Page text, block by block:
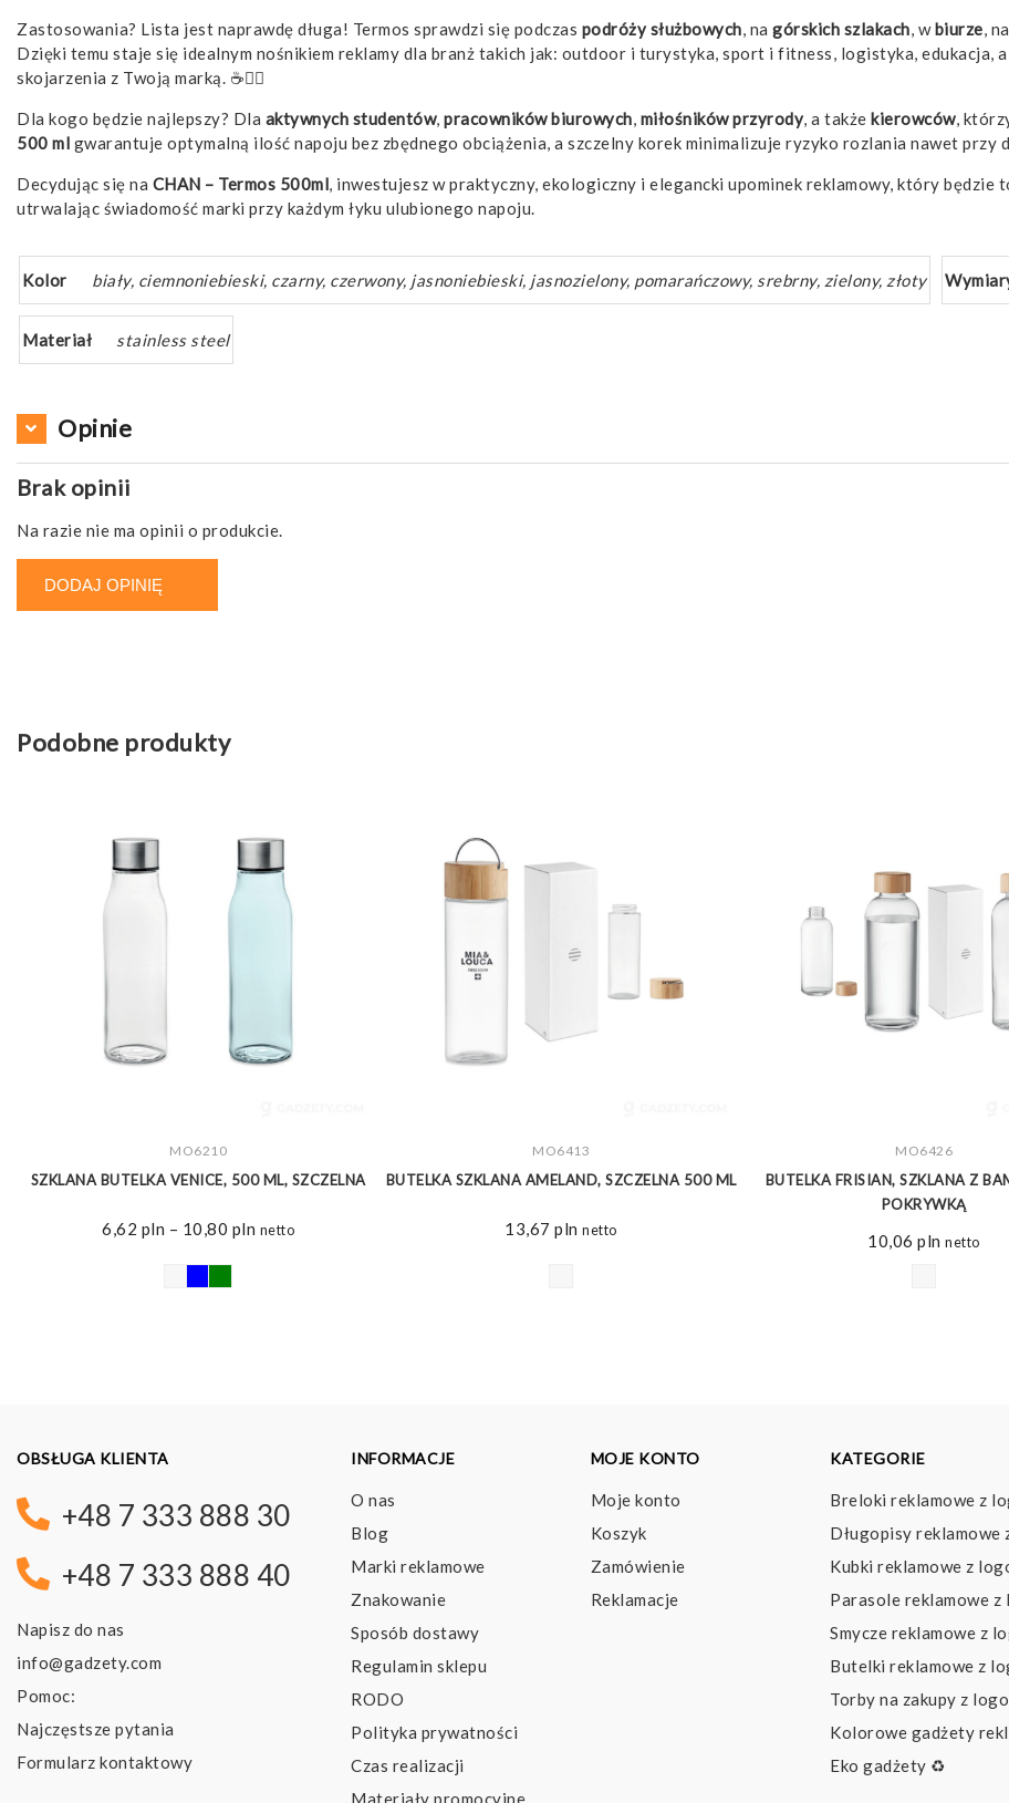
Zastosowania? Lista jest naprawdę długa! Termos sprawdzi się podczas podróży służbowych, na górskich szlakach, wbiurze, na
Dzięki temu staje się idealnym nośnikiem reklamy dla branż takich jak: outdoor i turystyka, sport i fitness, logistyka, edukacja,
skojarzenia z Twoją marką. ☕🚴‍♂️
Dla kogo będzie najlepszy? Dla aktywnych studentów, pracowników biurowych, miłośników przyrody, a także kierowców,
500 ml gwarantuje optymalną ilość napoju bez zbędnego obciążenia, a szczelny korek minimalizuje ryzyko rozlania nawet przy
Decydując się na CHAN – Termos 500ml, inwestujesz w praktyczny, ekologiczny i elegancki upominek reklamowy, który będzie
utrwalając świadomość marki przy każdym łyku ulubionego napoju.
Kolor biały, ciemnoniebieski, czarny, czerwony, jasnoniebieski, jasnozielony, pomarańczowy, srebrny, zielony, złoty
Materiał stainless steel
Opinie
Brak opinii
Na razie nie ma opinii o produkcie.
DODAJ OPINIĘ
Podobne produkty
ZOBACZ WIĘCEJ
MO6210
SZKLANA BUTELKA VENICE, 500 ML, SZCZELNA
6,62 pln – 10,80 pln Zakres
netto
ZOBACZ WIĘCEJ
MO6413
BUTELKA SZKLANA AMELAND, SZCZELNA 500 ML
13,67pln netto
ZOBACZ WIĘCEJ
MO6426
BUTELKA FRISIAN, SZKLANA Z
POKRYWKĄ
10,06pln netto
OBSŁUGA KLIENTA
+48 7 333 888 30
+48 7 333 888 40
Napisz do nas
info@gadzety.com
Pomoc:
Najczęstsze pytania
Formularz kontaktowy
INFORMACJE
O nas
Blog
Marki reklamowe
Znakowanie
Sposób dostawy
Regulamin sklepu
RODO
Polityka prywatności
Czas realizacji
Materiały promocyjne
MOJE KONTO
Moje konto
Koszyk
Zamówienie
Reklamacje
KATEGORIE
Breloki reklamowe z
Długopisy reklamowe
Kubki reklamowe z
Parasole reklamowe z
Smycze reklamowe z
Butelki reklamowe z
Torby na zakupy z logo
Kolorowe gadżety
Eko gadżety ♻️